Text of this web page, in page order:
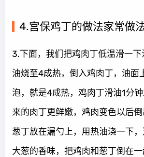
4.宫保鸡丁的做法家常做
3.下面，我们把鸡肉丁低温滑一下
油烧至4成热，倒入鸡肉丁，油面
泡，就是4成热，鸡肉丁滑油1分
来的肉丁更鲜嫩，鸡肉变色以后
葱丁放在漏勺上，用热油浇一下
大葱的香味，把鸡肉和葱丁倒在一